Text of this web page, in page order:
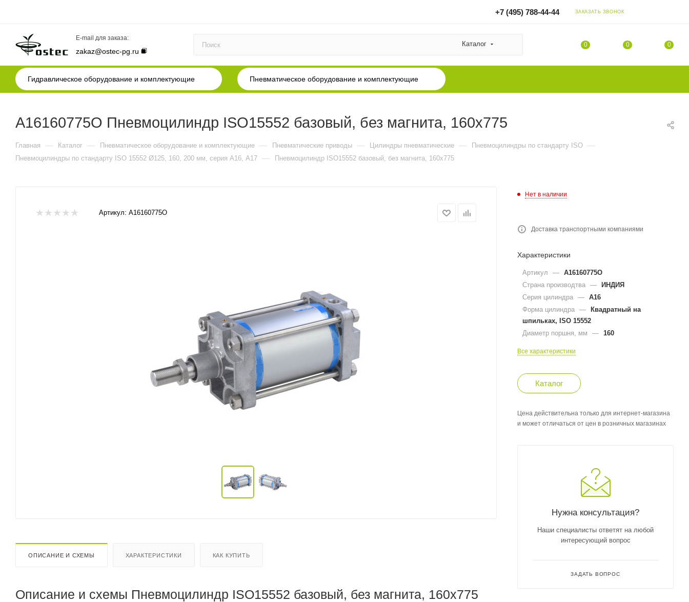
+7 (495) 788-44-44 ЗАКАЗАТЬ ЗВОНОК
E-mail для заказа:
zakaz@ostec-pg.ru
Каталог 0 0 0
Гидравлическое оборудование и комплектующие Пневматическое оборудование и комплектующие
A16160775O Пневмоцилиндр ISO15552 базовый, без магнита, 160x775
Главная — Каталог — Пневматическое оборудование и комплектующие — Пневматические приводы — Цилиндры пневматические — Пневмоцилиндры по стандарту ISO —
Пневмоцилиндры по стандарту ISO 15552 Ø125, 160, 200 мм, серия А16, А17 — Пневмоцилиндр ISO15552 базовый, без магнита, 160x775
Артикул: A16160775O
ОПИСАНИЕ И СХЕМЫ ХАРАКТЕРИСТИКИ КАК КУПИТЬ
Описание и схемы Пневмоцилиндр ISO15552 базовый, без магнита, 160x775
Нет в наличии
Доставка транспортными компаниями
Характеристики
Артикул — A16160775O
Страна производтва — ИНДИЯ
Серия цилиндра — A16
Форма цилиндра — Квадратный на
шпильках, ISO 15552
Диаметр поршня, мм
— 160
Все характеристики
Каталог
Цена действительна только для интернет-магазина
и может отличаться от цен в розничных магазинах
Нужна консультация?
Наши специалисты ответят на любой
интересующий вопрос
ЗАДАТЬ ВОПРОС